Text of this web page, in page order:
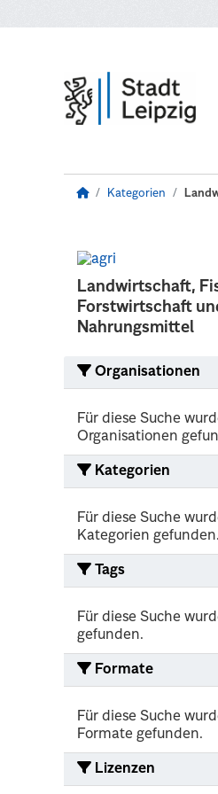
Kategorien
Landwirtschaft,
Forstwirtschaft
Nahrungsmittel
Organisationen
Für diese Suche
Organisationen
Kategorien
Für diese Suche
Kategorien gefunden.
Tags
Für diese Suche
gefunden.
Formate
Für diese Suche
Formate gefunden.
Lizenzen